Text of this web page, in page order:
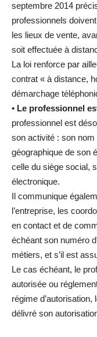
septembre 2014
professionnels
les lieux de vente,
soit effectuée à
La loi renforce par
contrat « à distance,
démarchage
• Le professionnel
professionnel est
son activité : son nom
géographique de son
celle du siège social,
électronique.
Il communique
l’entreprise, les
en contact et de
échéant son numéro
métiers, et s’il est
Le cas échéant, le
autorisée ou
régime d’autorisation,
délivré son